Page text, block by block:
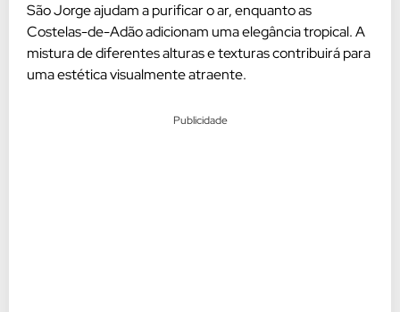
São Jorge ajudam a purificar o ar, enquanto as
Costelas-de-Adão adicionam uma elegância tropical. A
mistura de diferentes alturas e texturas contribuirá para
uma estética visualmente atraente.
Publicidade